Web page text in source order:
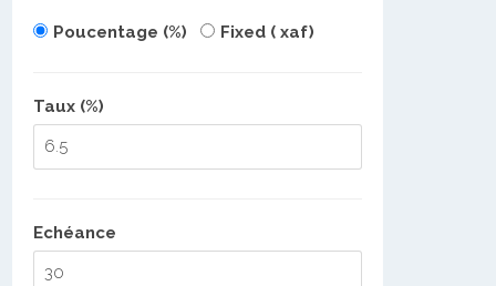
Poucentage (%) Fixed ( xaf)
Taux (%)
Echéance